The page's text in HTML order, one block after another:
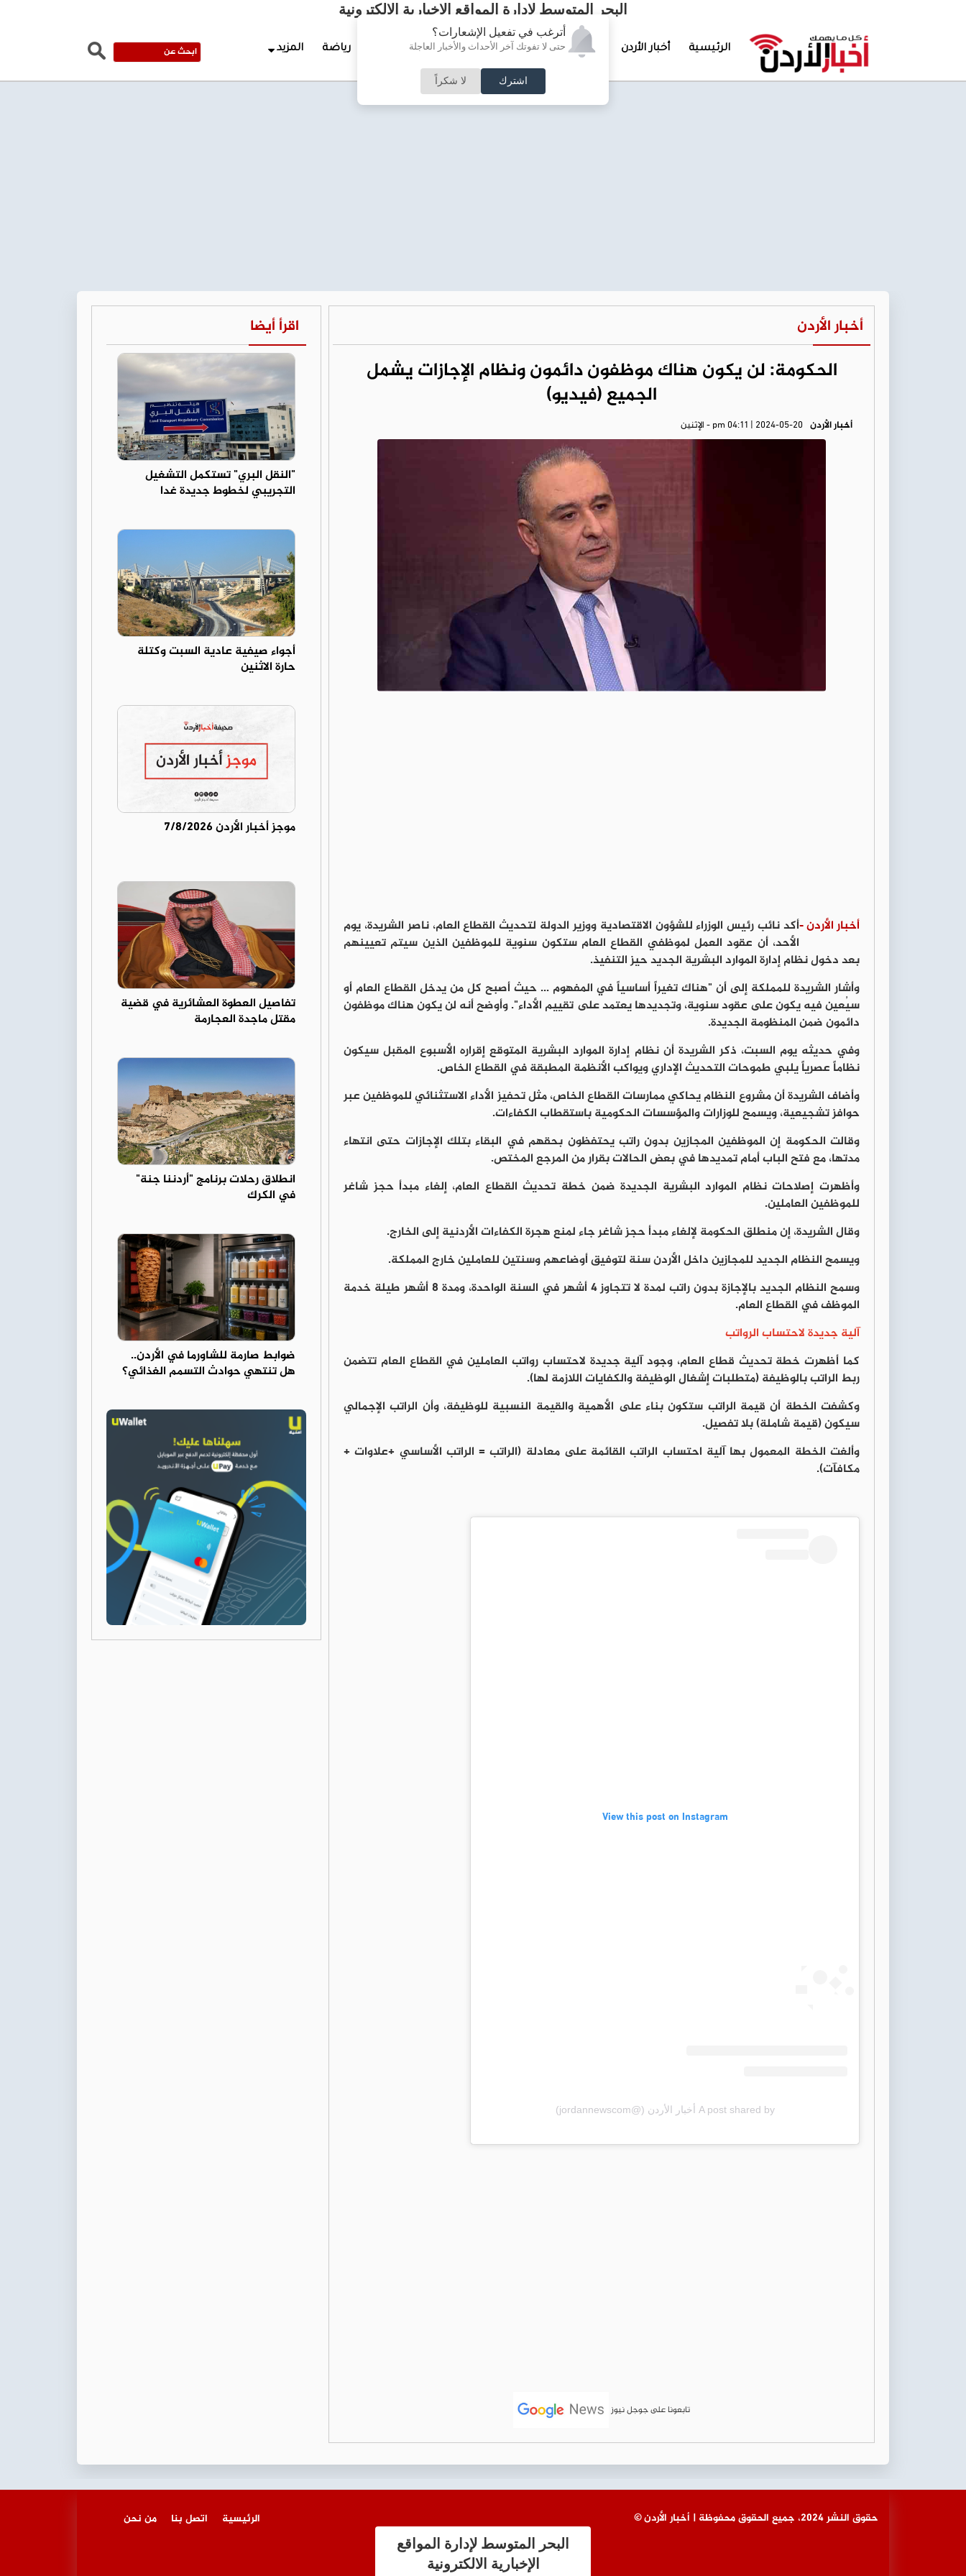
أترغب في تفعيل الإشعارات؟
حتى لا تفوتك آخر الأحداث والأخبار العاجلة
اشترك لا شكراً
البحر المتوسط لإدارة المواقع الإخبارية الالكترونية
الرئيسية أخبار الأردن تغطيات خاصة لقاء الأسبوع جرائم وحوادث رياضة المزيد
أخبار الأردن
الحكومة: لن يكون هناك موظفون دائمون ونظام الإجازات يشمل
الجميع (فيديو)
أخبار الأردن pm 04:11 | 2024-05-20 - الإثنين
أخبار الأردن -أكد نائب رئيس الوزراء للشؤون الاقتصادية ووزير الدولة لتحديث القطاع العام، ناصر الشريدة، يوم
الأحد، أن عقود العمل لموظفي القطاع العام ستكون سنوية للموظفين الذين سيتم تعيينهم
بعد دخول نظام إدارة الموارد البشرية الجديد حيز التنفيذ.
وأشار الشريدة للمملكة إلى أن "هناك تغيراً أساسياً في المفهوم ... حيث أصبح كل من يدخل القطاع العام أو
سيُعين فيه يكون على عقود سنوية، وتجديدها يعتمد على تقييم الأداء". وأوضح أنه لن يكون هناك موظفون
دائمون ضمن المنظومة الجديدة.
وفي حديثه يوم السبت، ذكر الشريدة أن نظام إدارة الموارد البشرية المتوقع إقراره الأسبوع المقبل سيكون
نظاماً عصرياً يلبي طموحات التحديث الإداري ويواكب الأنظمة المطبقة في القطاع الخاص.
وأضاف الشريدة أن مشروع النظام يحاكي ممارسات القطاع الخاص، مثل تحفيز الأداء الاستثنائي للموظفين عبر
حوافز تشجيعية، ويسمح للوزارات والمؤسسات الحكومية باستقطاب الكفاءات.
وقالت الحكومة إن الموظفين المجازين بدون راتب يحتفظون بحقهم في البقاء بتلك الإجازات حتى انتهاء
مدتها، مع فتح الباب أمام تمديدها في بعض الحالات بقرار من المرجع المختص.
وأظهرت إصلاحات نظام الموارد البشرية الجديدة ضمن خطة تحديث القطاع العام، إلغاء مبدأ حجز شاغر
للموظفين العاملين.
وقال الشريدة، إن منطلق الحكومة لإلغاء مبدأ حجز شاغر جاء لمنع هجرة الكفاءات الأردنية إلى الخارج.
ويسمح النظام الجديد للمجازين داخل الأردن سنة لتوفيق أوضاعهم وسنتين للعاملين خارج المملكة.
وسمح النظام الجديد بالإجازة بدون راتب لمدة لا تتجاوز 4 أشهر في السنة الواحدة، ومدة 8 أشهر طيلة خدمة
الموظف في القطاع العام.
آلية جديدة لاحتساب الرواتب
كما أظهرت خطة تحديث قطاع العام، وجود آلية جديدة لاحتساب رواتب العاملين في القطاع العام تتضمن
ربط الراتب بالوظيفة (متطلبات إشغال الوظيفة والكفايات اللازمة لها).
وكشفت الخطة أن قيمة الراتب ستكون بناء على الأهمية والقيمة النسبية للوظيفة، وأن الراتب الإجمالي
سيكون (قيمة شاملة) بلا تفصيل.
وألغت الخطة المعمول بها آلية احتساب الراتب القائمة على معادلة (الراتب = الراتب الأساسي +علاوات +
مكافآت).
View this post on Instagram
A post shared by أخبار الأردن (@jordannewscom)
تابعونا على جوجل نيوز
اقرأ أيضا
"النقل البري" تستكمل التشغيل
التجريبي لخطوط جديدة غدا
أجواء صيفية عادية السبت وكتلة
حارة الاثنين
موجز أخبار الأردن 7/8/2026
تفاصيل العطوة العشائرية في قضية
مقتل ماجدة العجارمة
انطلاق رحلات برنامج "أردننا جنة"
في الكرك
ضوابط صارمة للشاورما في الأردن..
هل تنتهي حوادث التسمم الغذائي؟
© حقوق النشر 2024، جميع الحقوق محفوظة | أخبار الأردن من نحن اتصل بنا الرئيسية
البحر المتوسط لإدارة المواقع
الإخبارية الالكترونية